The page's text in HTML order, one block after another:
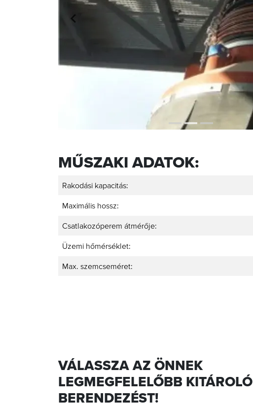
MŰSZAKI ADATOK:
Rakodási kapacitás:
Maximális hossz:
Csatlakozóperem átmérője:
Üzemi hőmérséklet:
Max. szemcseméret:
VÁLASSZA AZ ÖNNEK
LEGMEGFELELŐBB KITÁROLÓ
BERENDEZÉST!